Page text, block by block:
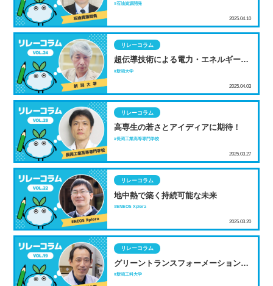
2025.04.10
石油資源開発
超伝導技術による電力・エネルギー機
器のイノベーション
リレーコラム
2025.04.03
新潟大学
高専生の若さとアイディアに期待！
リレーコラム
2025.03.27
長岡工業高等専門学校
地中熱で築く持続可能な未来
リレーコラム
2025.03.20
ENEOS Xplora
グリーントランスフォーメーション
（GX）への貢献をめざして－環境負
リレーコラム
新潟工科大学